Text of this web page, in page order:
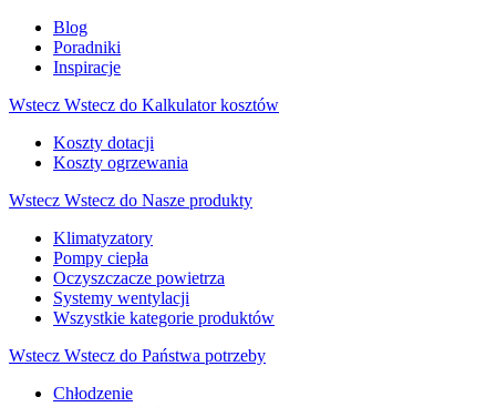
Blog
Poradniki
Inspiracje
Wstecz Wstecz do Kalkulator kosztów
Koszty dotacji
Koszty ogrzewania
Wstecz Wstecz do Nasze produkty
Klimatyzatory
Pompy ciepła
Oczyszczacze powietrza
Systemy wentylacji
Wszystkie kategorie produktów
Wstecz Wstecz do Państwa potrzeby
Chłodzenie